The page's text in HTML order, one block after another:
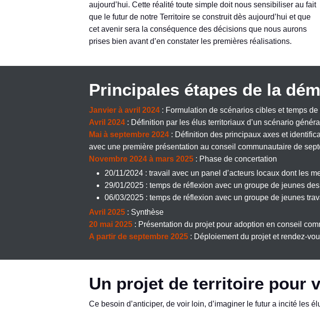
aujourd’hui. Cette réalité toute simple doit nous sensibiliser au fait
que le futur de notre Territoire se construit dès aujourd’hui et que
cet avenir sera la conséquence des décisions que nous aurons
prises bien avant d’en constater les premières réalisations.
Principales étapes de la
Janvier à avril 2024 : Formulation de scénarios cibles et temps
Avril 2024 : Définition par les élus territoriaux d’un scénario
Mai à septembre 2024 : Définition des principaux axes et
avec une première présentation au conseil communautaire de
Novembre 2024 à mars 2025 : Phase de concertation
20/11/2024 : travail avec un panel d’acteurs locaux dont les
29/01/2025 : temps de réflexion avec un groupe de jeunes
06/03/2025 : temps de réflexion avec un groupe de jeunes
Avril 2025 : Synthèse
20 mai 2025 : Présentation du projet pour adoption en conseil
A partir de septembre 2025 : Déploiement du projet et rendez-
Un projet de territoire pour
Ce besoin d’anticiper, de voir loin, d’imaginer le futur a incité les